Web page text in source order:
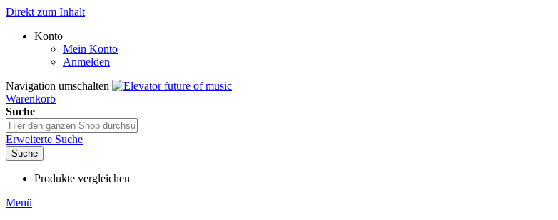
Direkt zum Inhalt
Konto
Mein Konto
Anmelden
Navigation umschalten
Warenkorb
Suche
Erweiterte Suche
Suche
Produkte vergleichen
Menü